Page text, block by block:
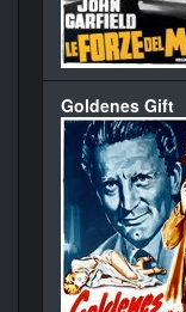
Goldenes Gift